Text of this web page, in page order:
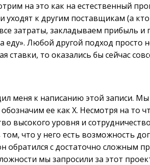
на это как на естественный
к другим поставщикам (а
затраты, закладываем прибыль
Любой другой подход просто
то оказались бы сейчас
меня к написанию этой записи. Мы
ее как X. Несмотря на то
высокого уровня и
что у него есть возможность
обратился с достаточно сложным
мы запросили за этот